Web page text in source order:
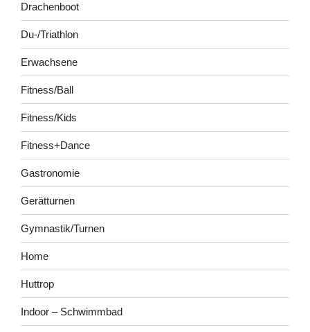
Drachenboot
Du-/Triathlon
Erwachsene
Fitness/Ball
Fitness/Kids
Fitness+Dance
Gastronomie
Gerätturnen
Gymnastik/Turnen
Home
Huttrop
Indoor – Schwimmbad